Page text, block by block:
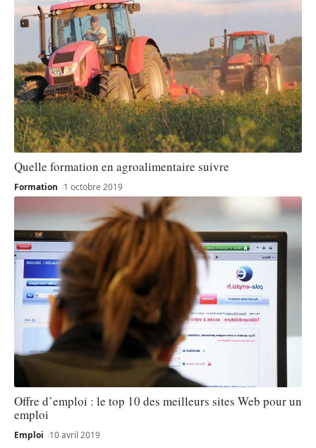
Quelle formation en agroalimentaire suivre
Formation 1 octobre 2019
Offre d’emploi : le top 10 des meilleurs sites Web pour un
emploi
Emploi 10 avril 2019